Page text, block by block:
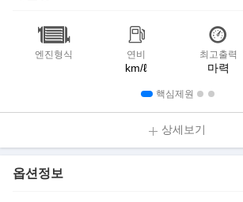
엔진형식 연비
km/ℓ
최고출력
마력
핵심제원
상세보기
옵션정보